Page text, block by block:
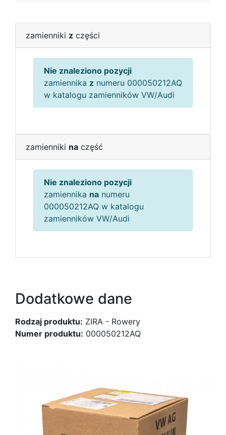
zamienniki z części
Nie znaleziono pozycji
zamiennika z numeru 000050212AQ
w katalogu zamienników VW/Audi
zamienniki na część
Nie znaleziono pozycji
zamiennika na numeru
000050212AQ w katalogu
zamienników VW/Audi
Dodatkowe dane
Rodzaj produktu: ZIRA - Rowery
Numer produktu: 000050212AQ